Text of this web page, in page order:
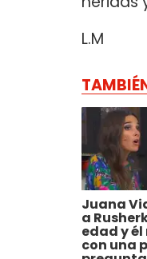
L.M
Juana
a
edad y
con una